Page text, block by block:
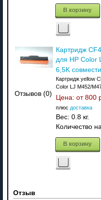
В корзину
Отзывов (0)
Картридж
для HP Color
6,5K
Картридж yellow
Color LJ M452/
Цена: от 800
плюс доставка
Вес: 0.8 кг.
Количество
В корзину
Отзыв